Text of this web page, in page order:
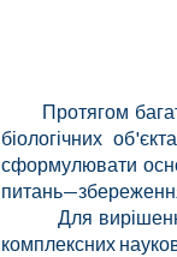
Протягом
біологічних
сформулювати
Для
комплексних